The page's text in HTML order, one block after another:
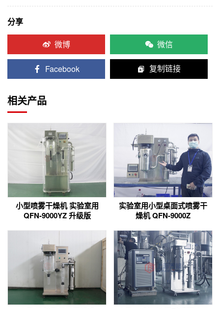
分享
微博
微信
Facebook 复制链接
相关产品
小型喷雾干燥机 实验室用
QFN-9000YZ 升级版
实验室用小型桌面式喷雾干
燥机 QFN-9000Z